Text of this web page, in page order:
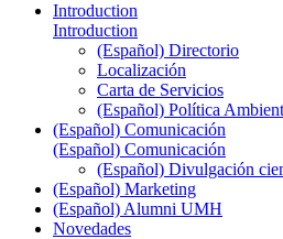
Introduction
Introduction
(Español) Directorio
Localización
Carta de Servicios
(Español) Política
(Español) Comunicación
(Español) Comunicación
(Español) Divulgación
(Español) Marketing
(Español) Alumni UMH
Novedades